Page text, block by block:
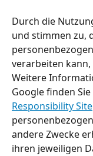
Durch die
und stimmen zu,
verarbeiten kann,
Weitere
Google finden
Responsibility Site
andere Zwecke
ihren jeweiligen